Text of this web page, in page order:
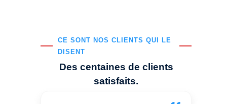
CE SONT NOS CLIENTS QUI LE
DISENT
Des centaines de clients
satisfaits.